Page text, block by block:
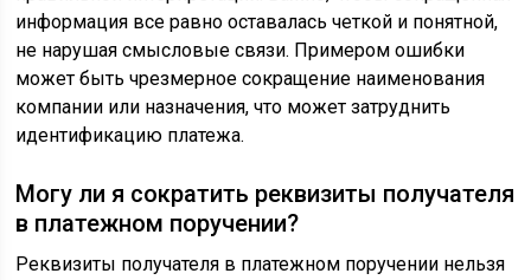
информация все равно оставалась четкой и понятной,
не нарушая смысловые связи. Примером ошибки
может быть чрезмерное сокращение наименования
компании или назначения, что может затруднить
идентификацию платежа.
Могу ли я сократить реквизиты получателя
в платежном поручении?
Реквизиты получателя в платежном поручении нельзя